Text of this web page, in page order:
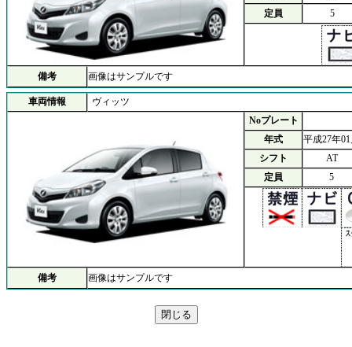
定員
5
備考 画像はサンプルです
車両情報
ヴィッツ
Noプレート
年式
平成27年
シフト
AT
定員
5
備考 画像はサンプルです